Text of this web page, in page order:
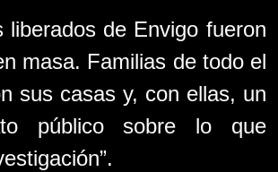
liberados de Envigo fueron
masa. Familias de todo el
sus casas y, con ellas, un
público sobre lo que